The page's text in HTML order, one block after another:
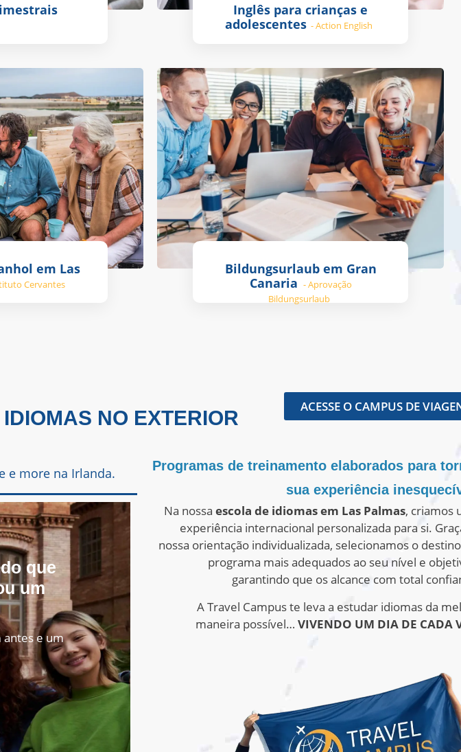
Inglês para crianças e
adolescentes - Action English
em Las
Cervantes
Bildungsurlaub em Gran
Canaria - Aprovação
Bildungsurlaub
NO EXTERIOR
ACESSE O CAMPUS DE
e more na Irlanda.
que
um
antes e um
Programas de treinamento elaborados para
sua experiência
Na nossa escola de idiomas em Las Palmas, criamos
experiência internacional personalizada para si.
nossa orientação individualizada, selecionamos o
programa mais adequados ao seu nível e
garantindo que os alcance com total
A Travel Campus te leva a estudar idiomas da
maneira possível… VIVENDO UM DIA DE CADA